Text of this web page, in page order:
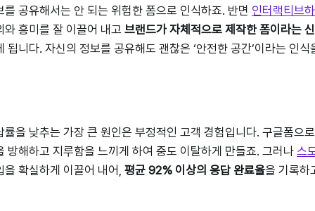
공유해서는 안 되는 위험한 폼으로 인식하죠. 반면 인터랙티브
와 흥미를 잘 이끌어 내고 브랜드가 자체적으로 제작한 폼이라는
됩니다. 자신의 정보를 공유해도 괜찮은 ‘안전한 공간’이라는 인
률을 낮추는 가장 큰 원인은 부정적인 고객 경험입니다. 구글폼으
방해하고 지루함을 느끼게 하여 중도 이탈하게 만들죠. 그러나 스
을 확실하게 이끌어 내어, 평균 92% 이상의 응답 완료율을 기록하